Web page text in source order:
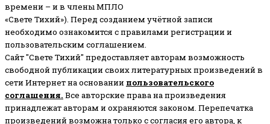
времени – и в члены МПЛО
«Свете Тихий»). Перед созданием учётной записи
необходимо ознакомится с правилами регистрации и
пользовательским соглашением.
Сайт "Свете Тихий" предоставляет авторам возможность
свободной публикации своих литературных произведений в
сети Интернет на основании пользовательского
соглашения. Все авторские права на произведения
принадлежат авторам и охраняются законом. Перепечатка
произведений возможна только с согласия его автора, к